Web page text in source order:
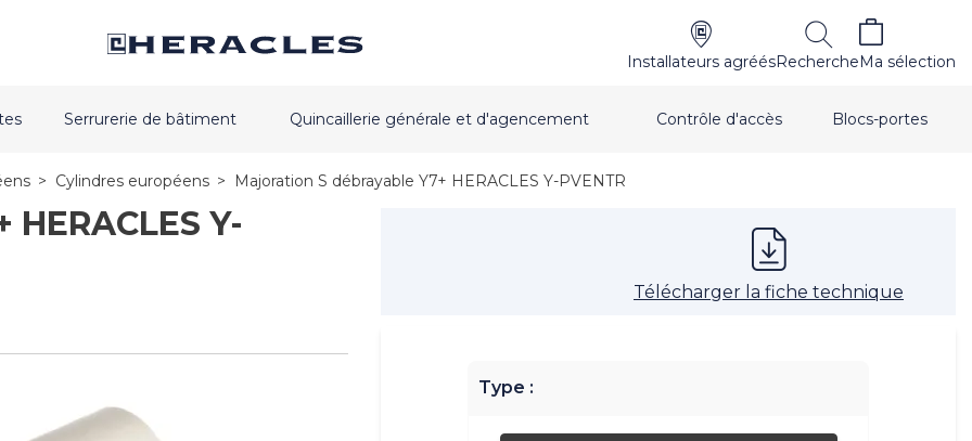
Installateurs agréésRechercheMa sélection
Serrurerie de bâtiment Quincaillerie générale et d'agencement Contrôle d'accès Blocs-portes
> Cylindres européens > Majoration S débrayable Y7+ HERACLES Y-PVENTR
Y-
Télécharger la fiche technique
Type :